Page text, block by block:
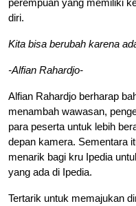
diri.
Kita bisa berubah karena
-Alfian Rahardjo-
Alfian Rahardjo berharap
menambah wawasan,
para peserta untuk lebih
depan kamera. Sementara
menarik bagi kru Ipedia
yang ada di Ipedia.
Tertarik untuk memajukan